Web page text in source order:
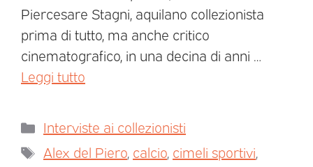
Piercesare Stagni, aquilano collezionista
prima di tutto, ma anche critico
cinematografico, in una decina di anni …
Leggi tutto
Interviste ai collezionisti
Alex del Piero, calcio, cimeli sportivi,